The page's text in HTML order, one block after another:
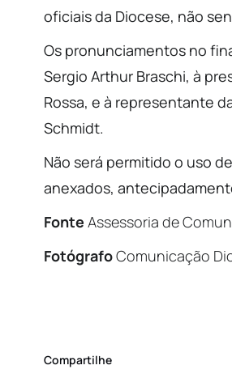
oficiais da Diocese, não
Os pronunciamentos no
Sergio Arthur Braschi, à
Rossa, e à representante
Schmidt.
Não será permitido o uso
anexados,
Fonte Assessoria de
FotógrafoComunicação
Compartilhe